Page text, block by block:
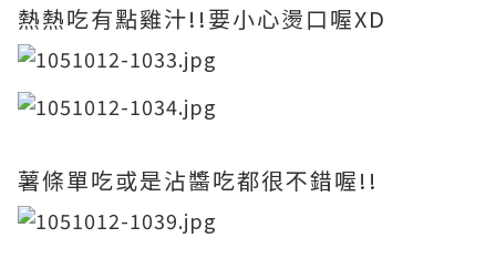
熱熱吃有點雞汁!!要小心燙口喔XD
薯條單吃或是沾醬吃都很不錯喔!!